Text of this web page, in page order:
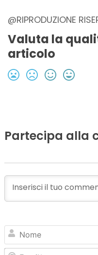
@RIPRODUZIONE
Valuta la
articolo
Partecipa alla